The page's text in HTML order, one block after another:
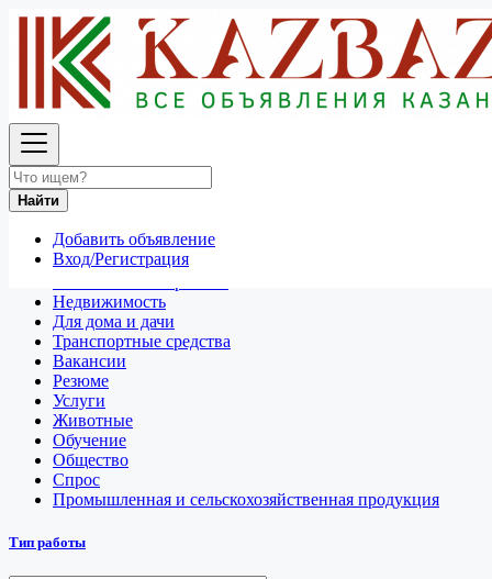
Найти
Добавить объявление
Вход/Регистрация
Резюме
Все объявления в 50 км around Казань
Разное
Личные вещи
Недвижимость
Для дома и дачи
Транспортные средства
Вакансии
Резюме
Услуги
Животные
Обучение
Общество
Спрос
Промышленная и сельскохозяйственная продукция
Тип работы